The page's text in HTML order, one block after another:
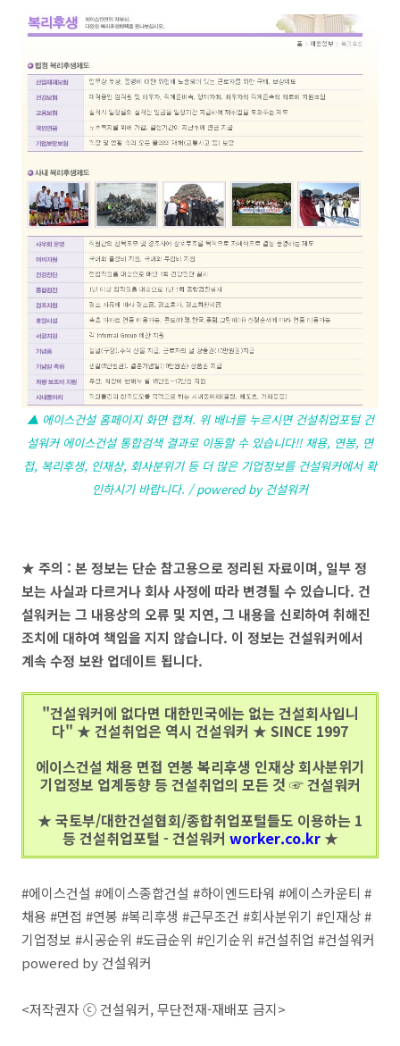
▲ 에이스건설 홈페이지 화면 캡쳐. 위 배너를 누르시면 건설취업포털 건
설워커 에이스건설 통합검색 결과로 이동할 수 있습니다!! 채용, 연봉, 면
접, 복리후생, 인재상, 회사분위기 등 더 많은 기업정보를 건설워커에서 확
인하시기 바랍니다. / powered by 건설워커
★ 주의 : 본 정보는 단순 참고용으로 정리된 자료이며, 일부 정
보는 사실과 다르거나 회사 사정에 따라 변경될 수 있습니다. 건
설워커는 그 내용상의 오류 및 지연, 그 내용을 신뢰하여 취해진
조치에 대하여 책임을 지지 않습니다. 이 정보는 건설워커에서
계속 수정 보완 업데이트 됩니다.
"건설워커에 없다면 대한민국에는 없는 건설회사입니
다" ★ 건설취업은 역시 건설워커 ★ SINCE 1997
에이스건설 채용 면접 연봉 복리후생 인재상 회사분위기
기업정보 업계동향 등 건설취업의 모든 것 ☞ 건설워커
★ 국토부/대한건설협회/종합취업포털들도 이용하는 1
등 건설취업포털 - 건설워커 worker.co.kr★
#에이스건설 #에이스종합건설 #하이엔드타워 #에이스카운티 #
채용 #면접 #연봉 #복리후생 #근무조건 #회사분위기 #인재상 #
기업정보 #시공순위 #도급순위 #인기순위 #건설취업 #건설워커
powered by 건설워커
<저작권자 ⓒ 건설워커, 무단전재-재배포 금지>